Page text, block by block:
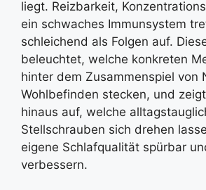
liegt. Reizbarkeit,
ein schwaches Immunsystem
schleichend als Folgen auf.
beleuchtet, welche konkreten
hinter dem Zusammenspiel von
Wohlbefinden stecken, und
hinaus auf, welche
Stellschrauben sich drehen
eigene Schlafqualität spürbar
verbessern.